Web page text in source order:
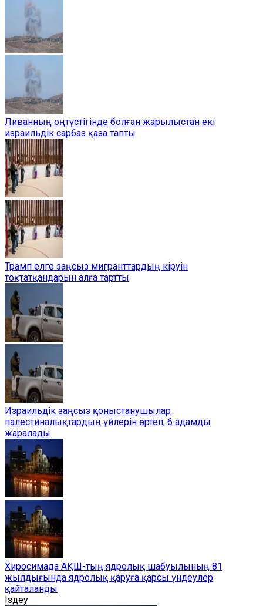
Ливанның оңтүстігінде болған жарылыстан екі
израильдік сарбаз қаза тапты
Трамп елге заңсыз мигранттардың кіруін
тоқтатқандарын алға тартты
Израильдік заңсыз қоныстанушылар
палестиналықтардың үйлерін өртеп, 6 адамды
жаралады
Хиросимада АҚШ-тың ядролық шабуылының 81
жылдығында ядролық қаруға қарсы үндеулер
қайталанды
Іздеу